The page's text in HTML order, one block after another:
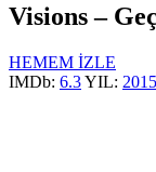
Visions –
HEMEM İZLE
IMDb: 6.3YIL: 2015